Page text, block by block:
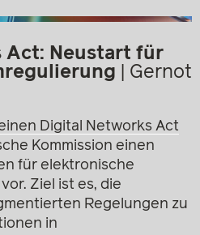
Act: Neustart für
Gernot
Digital Networks Act
Kommission einen
für elektronische
Ziel ist es, die
Regelungen zu
in